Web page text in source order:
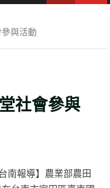
與活動
社會參與
南報導】農業部農田